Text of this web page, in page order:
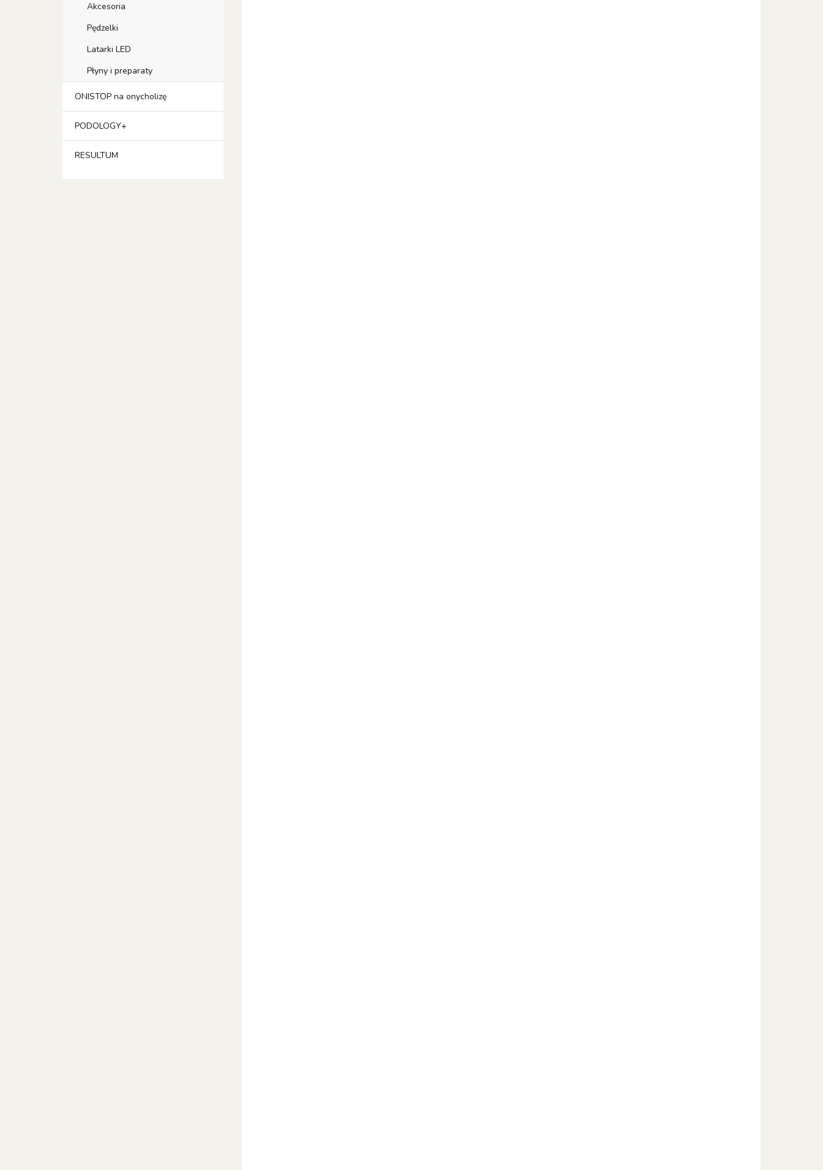
Akcesoria
Pędzelki
Latarki LED
Płyny i preparaty
ONISTOP na onycholizę
PODOLOGY+
RESULTUM